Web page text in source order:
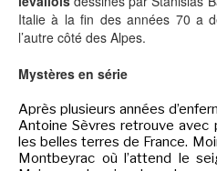
SÉRIE TV
Italie à la fin des années 70 a
l’autre côté des Alpes.
Mystères en série
Après plusieurs années
Antoine Sèvres retrouve avec
les belles terres de France.
Montbeyrac où l’attend le